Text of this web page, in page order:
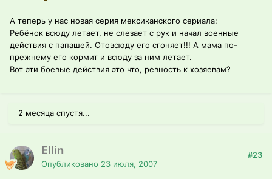
А теперь у нас новая серия мексиканского сериала:
Ребёнок всюду летает, не слезает с рук и начал военные
действия с папашей. Отовсюду его сгоняет!!! А мама по-
прежнему его кормит и всюду за ним летает.
Вот эти боевые действия это что, ревность к хозяевам?
2 месяца спустя...
Ellin
Опубликовано 23 июля, 2007
#23